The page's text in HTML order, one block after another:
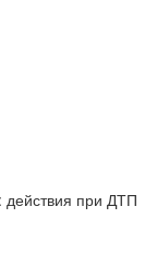
при ДТП